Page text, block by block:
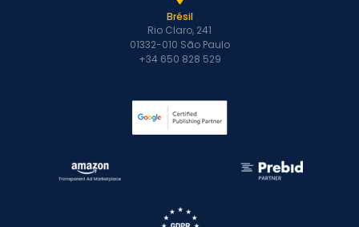
Brésil
Rio Claro, 241
01332-010 São Paulo
+34 650 828 529